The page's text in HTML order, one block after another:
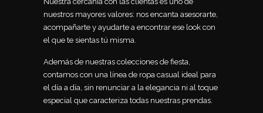
nuestros mayores valores: nos encanta asesorarte,
acompañarte y ayudarte a encontrar ese look con
el que te sientas tú misma.
Además de nuestras colecciones de fiesta,
contamos con una línea de ropa casual ideal para
el día a día, sin renunciar a la elegancia ni al toque
especial que caracteriza todas nuestras prendas.